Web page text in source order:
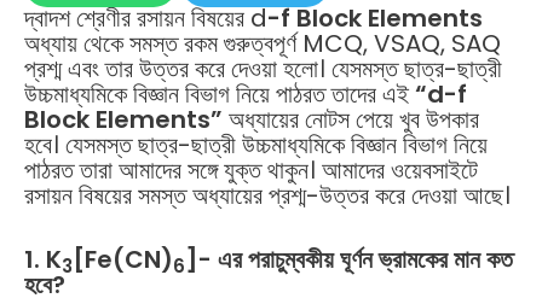
দ্বাদশ শ্রেণীর রসায়ন বিষয়ের d-f Block Elements
অধ্যায় থেকে সমস্ত রকম গুরুত্বপূর্ণ MCQ, VSAQ, SAQ
প্রশ্ম এবং তার উত্তর করে দেওয়া হলো। যেসমস্ত ছাত্র-ছাত্রী
উচ্চমাধ্যমিকে বিজ্ঞান বিভাগ নিয়ে পাঠরত তাদের এই“d-f
Block Elements” অধ্যায়ের নোটস পেয়ে খুব উপকার
হবে। যেসমস্ত ছাত্র-ছাত্রী উচ্চমাধ্যমিকে বিজ্ঞান বিভাগ নিয়ে
পাঠরত তারা আমাদের সঙ্গে যুক্ত থাকুন। আমাদের ওয়েবসাইটে
রসায়ন বিষয়ের সমস্ত অধ্যায়ের প্রশ্ম-উত্তর করে দেওয়া আছে।
1. K3 [Fe(CN)6]- এর পরাচুম্বকীয় ঘূর্ণন ভ্রামকের মান কত
হবে?